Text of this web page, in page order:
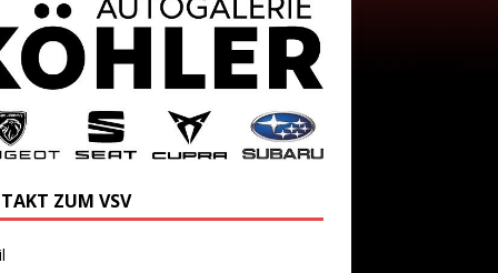
ZUM VSV